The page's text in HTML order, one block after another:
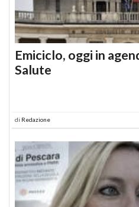
Emiciclo, oggi in
Salute
di Redazione